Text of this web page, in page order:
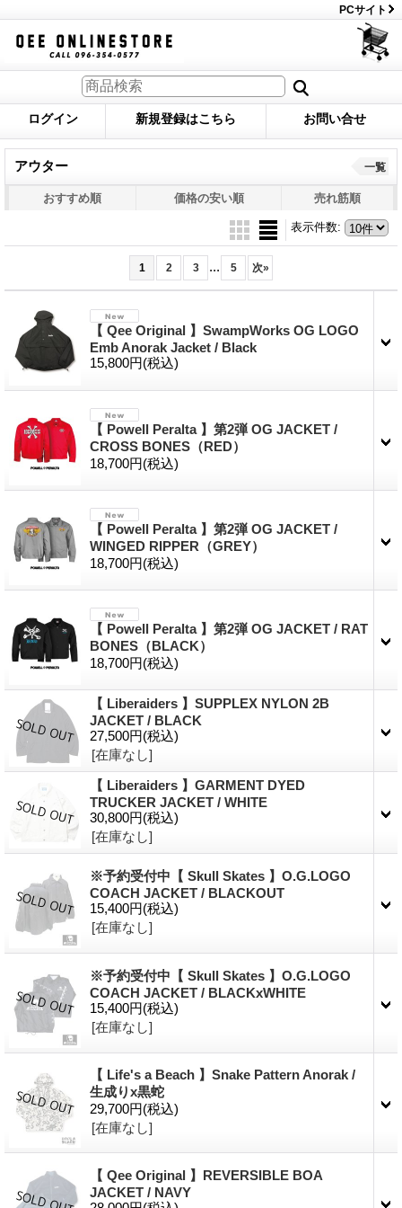
PCサイト
ログイン 新規登録はこちら お問い合せ
アウター 一覧
おすすめ順 価格の安い順 売れ筋順
表示件数:
1 2 3 ... 5 次»
【 Qee Original 】SwampWorks OG LOGO
Emb Anorak Jacket / Black
15,800円(税込)
【 Powell Peralta 】第2弾 OG JACKET /
CROSS BONES（RED）
18,700円(税込)
【 Powell Peralta 】第2弾 OG JACKET /
WINGED RIPPER（GREY）
18,700円(税込)
【 Powell Peralta 】第2弾 OG JACKET / RAT
BONES（BLACK）
18,700円(税込)
【 Liberaiders 】SUPPLEX NYLON 2B
JACKET / BLACK
27,500円(税込)
[在庫なし]
【 Liberaiders 】GARMENT DYED
TRUCKER JACKET / WHITE
30,800円(税込)
[在庫なし]
※予約受付中【 Skull Skates 】O.G.LOGO
COACH JACKET / BLACKOUT
15,400円(税込)
[在庫なし]
※予約受付中【 Skull Skates 】O.G.LOGO
COACH JACKET / BLACKxWHITE
15,400円(税込)
[在庫なし]
【 Life's a Beach 】Snake Pattern Anorak /
生成りx黒蛇
29,700円(税込)
[在庫なし]
【 Qee Original 】REVERSIBLE BOA
JACKET / NAVY